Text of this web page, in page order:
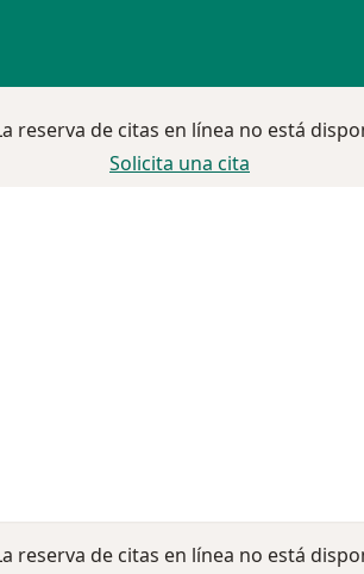
reserva de citas en línea no está
Solicita una cita
reserva de citas en línea no está